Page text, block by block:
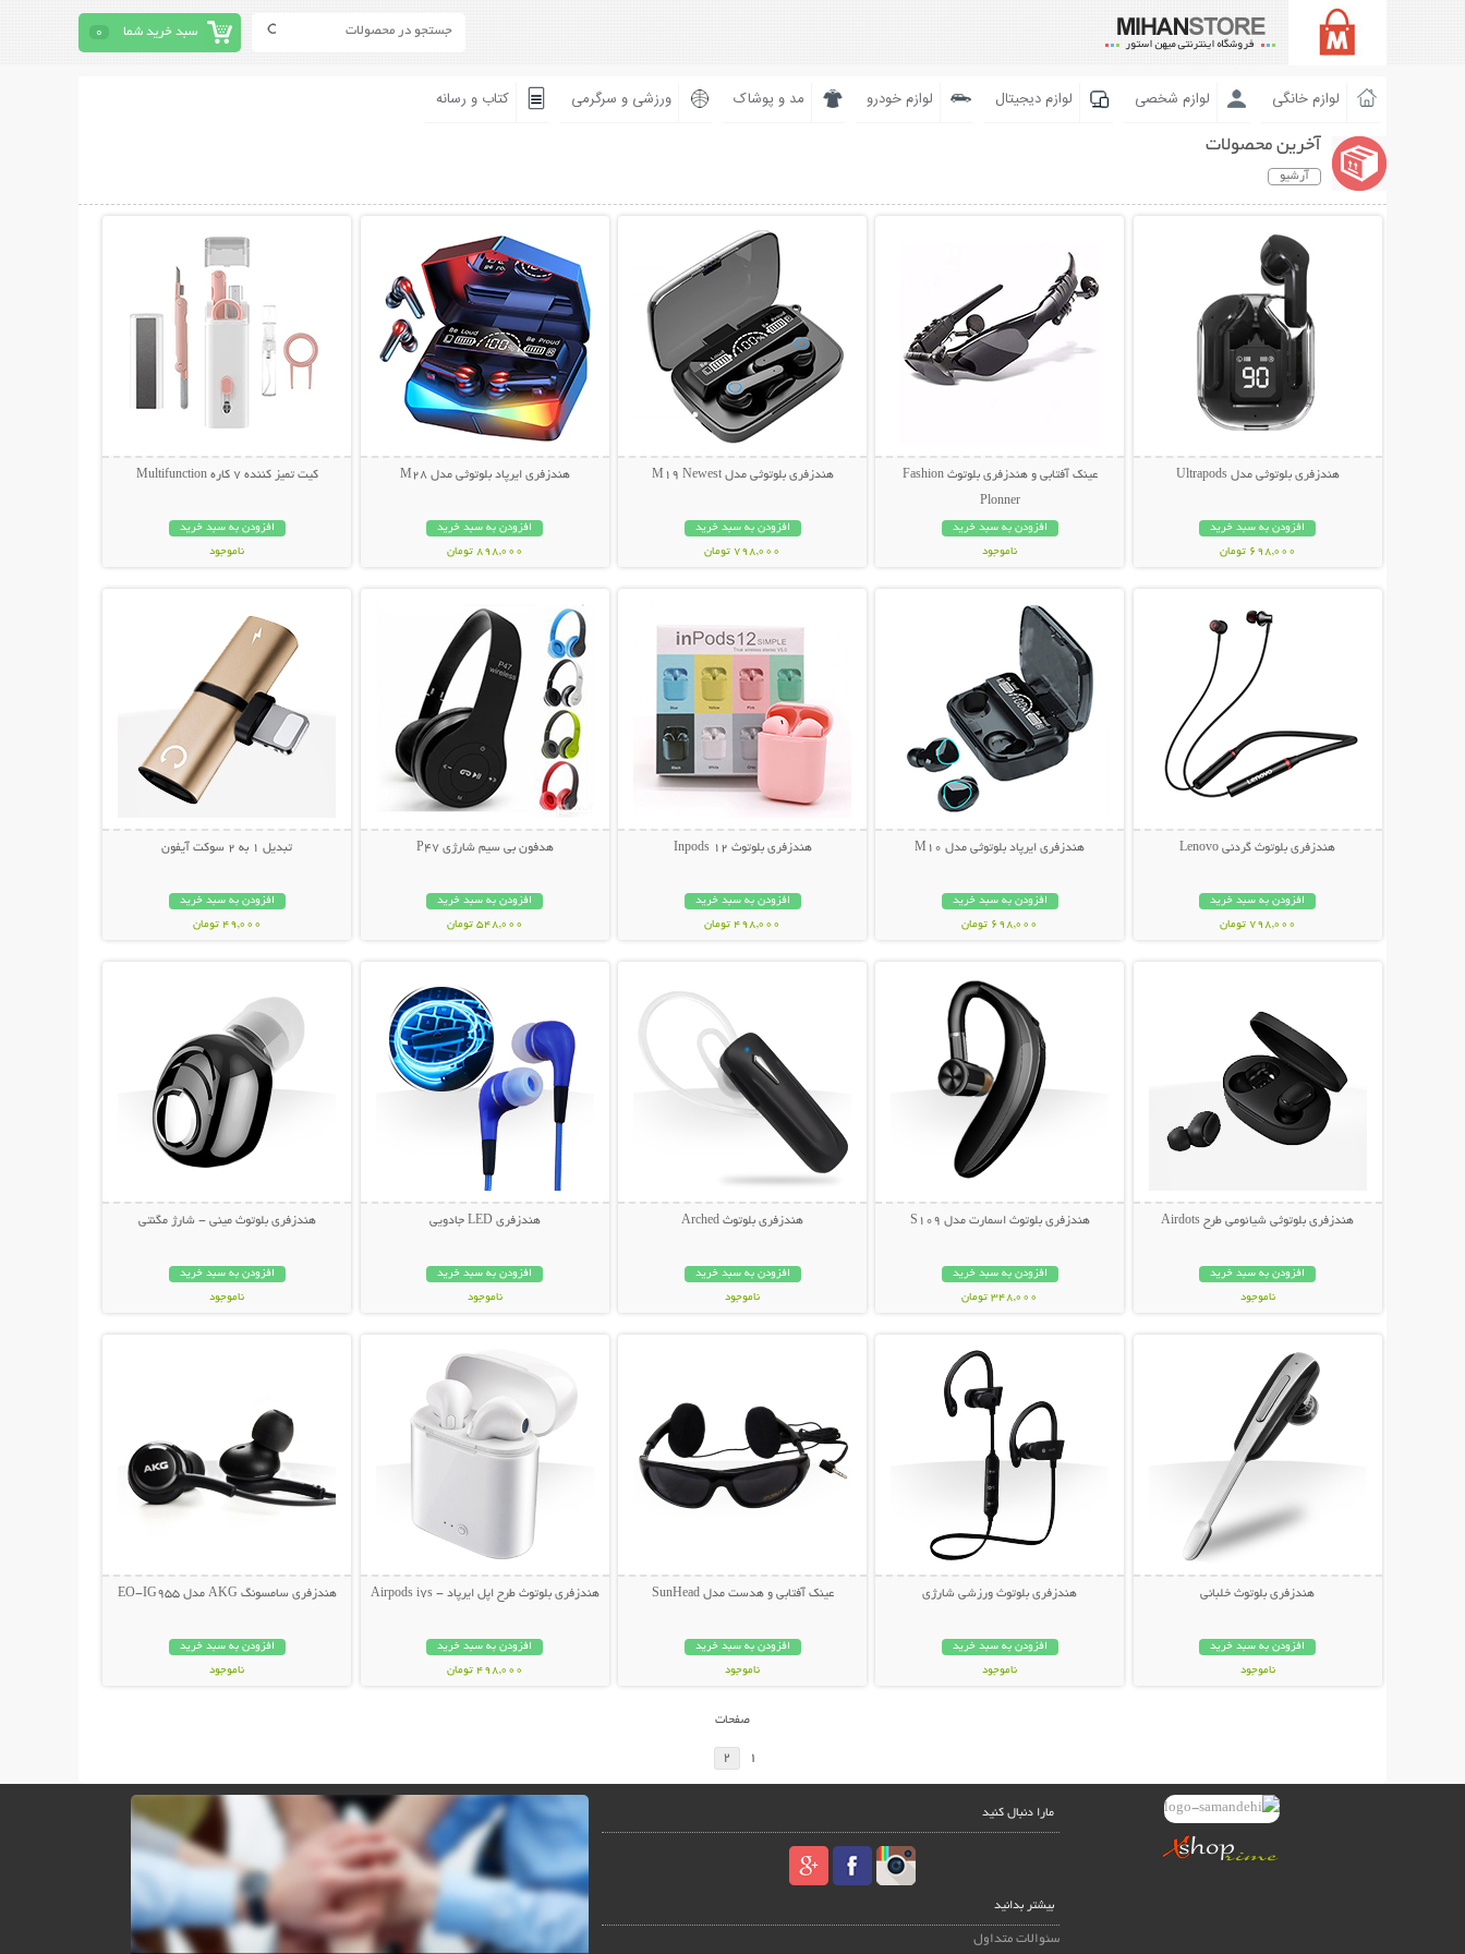
سبد خرید شما 0
لوازم خانگی لوازم شخصی لوازم دیجیتال لوازم خودرو مد و پوشاک ورزشی و سرگرمی کتاب و رسانه
آخرین محصولات
آرشیو
هندزفری بلوتوثی مدل Ultrapods
افزودن به سبد خرید
698,000 تومان
عینک آفتابی و هندزفری بلوتوث Fashion
Plonner
افزودن به سبد خرید
ناموجود
هندزفری بلوتوثی مدل M19 Newest
افزودن به سبد خرید
798,000 تومان
هندزفری ایرپاد بلوتوثی مدل M28
افزودن به سبد خرید
898,000 تومان
کیت تمیز کننده 7 کاره Multifunction
افزودن به سبد خرید
ناموجود
هندزفری بلوتوث گردنی Lenovo
افزودن به سبد خرید
798,000 تومان
هندزفری ایرپاد بلوتوثی مدل M10
افزودن به سبد خرید
698,000 تومان
هندزفری بلوتوث Inpods 12
افزودن به سبد خرید
498,000 تومان
هدفون بی سیم شارژی P47
افزودن به سبد خرید
548,000 تومان
تبدیل 1 به 2 سوکت آیفون
افزودن به سبد خرید
49,000 تومان
هندزفری بلوتوثی شیائومی طرح Airdots
افزودن به سبد خرید
ناموجود
هندزفری بلوتوث اسمارت مدل S109
افزودن به سبد خرید
348,000 تومان
هندزفری بلوتوث Arched
افزودن به سبد خرید
ناموجود
هندزفری LED جادویی
افزودن به سبد خرید
ناموجود
هندزفری بلوتوث مینی - شارژ مگنتی
افزودن به سبد خرید
ناموجود
هندزفری بلوتوث خلبانی
افزودن به سبد خرید
ناموجود
هندزفری بلوتوث ورزشی شارژی
افزودن به سبد خرید
ناموجود
عینک آفتابی و هدست مدل SunHead
افزودن به سبد خرید
ناموجود
هندزفری بلوتوث طرح اپل ایرپاد - Airpods i7s
افزودن به سبد خرید
498,000 تومان
هندزفری سامسونگ AKG مدل EO-IG955
افزودن به سبد خرید
ناموجود
صفحات
1
2
مارا دنبال کنید
بیشتر بدانید
سئوالات متداول